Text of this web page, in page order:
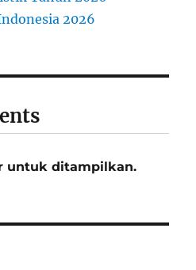
2026
untuk ditampilkan.